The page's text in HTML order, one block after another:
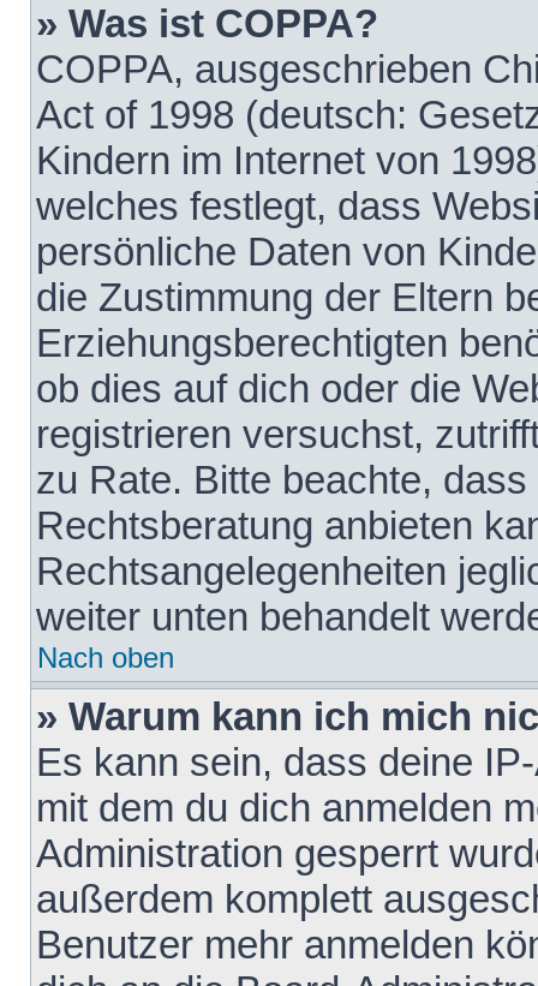
» Was ist COPPA?
COPPA, ausgeschrieben
Act of 1998 (deutsch:
Kindern im Internet von
welches festlegt, dass
persönliche Daten von
die Zustimmung der Eltern
Erziehungsberechtigten
ob dies auf dich oder die
registrieren versuchst,
zu Rate. Bitte beachte,
Rechtsberatung anbieten
Rechtsangelegenheiten
weiter unten behandelt
Nach oben
» Warum kann ich mich
Es kann sein, dass deine
mit dem du dich anmelden
Administration gesperrt
außerdem komplett
Benutzer mehr anmelden